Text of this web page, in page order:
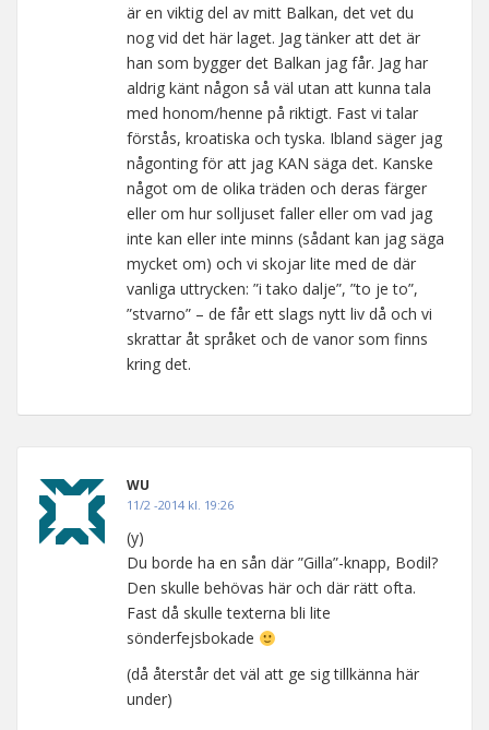
är en viktig del av mitt Balkan, det vet du
nog vid det här laget. Jag tänker att det är
han som bygger det Balkan jag får. Jag har
aldrig känt någon så väl utan att kunna tala
med honom/henne på riktigt. Fast vi talar
förstås, kroatiska och tyska. Ibland säger jag
någonting för att jag KAN säga det. Kanske
något om de olika träden och deras färger
eller om hur solljuset faller eller om vad jag
inte kan eller inte minns (sådant kan jag säga
mycket om) och vi skojar lite med de där
vanliga uttrycken: ”i tako dalje”, ”to je to”,
”stvarno” – de får ett slags nytt liv då och vi
skrattar åt språket och de vanor som finns
kring det.
WU
11/2 -2014 kl. 19:26
(y)
Du borde ha en sån där ”Gilla”-knapp, Bodil?
Den skulle behövas här och där rätt ofta.
Fast då skulle texterna bli lite
sönderfejsbokade
(då återstår det väl att ge sig tillkänna här
under)